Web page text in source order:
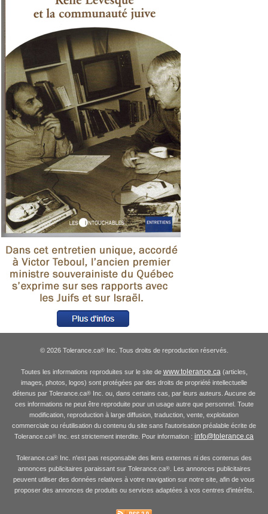
© 2026 Tolerance.ca®Inc. Tous droits de reproduction réservés.
Toutes les informations reproduites sur le site de www.tolerance.ca(articles,
images, photos, logos) sont protégées par des droits de propriété intellectuelle
détenus par Tolerance.ca® Inc. ou, dans certains cas, par leurs auteurs. Aucune de
ces informations ne peut être reproduite pour un usage autre que personnel. Toute
modification, reproduction à large diffusion, traduction, vente, exploitation
commerciale ou réutilisation du contenu du site sans l'autorisation préalable écrite de
Tolerance.ca® Inc. est strictement interdite. Pour information : info@tolerance.ca
Tolerance.ca® Inc. n'est pas responsable des liens externes ni des contenus des
annonces publicitaires paraissant sur Tolerance.ca®. Les annonces publicitaires
peuvent utiliser des données relatives à votre navigation sur notre site, afin de vous
proposer des annonces de produits ou services adaptées à vos centres d'intérêts.